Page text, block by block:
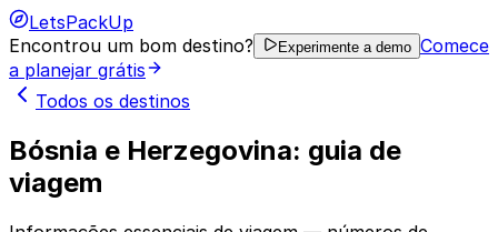
LetsPackUp
Encontrou um bom destino?
Experimente a demo Comece
a planejar grátis
Todos os destinos
Bósnia e Herzegovina: guia de
viagem